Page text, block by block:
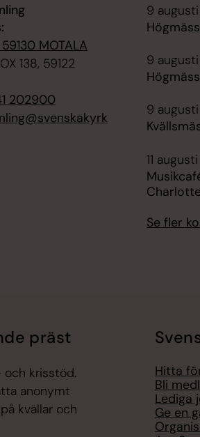
MOTALA
138, 59122
202900
9
9 augusti
9
11
Se fler
präst
krisstöd.
anonymt
kvällar och
Hitta
Bli
Lediga
Ge en